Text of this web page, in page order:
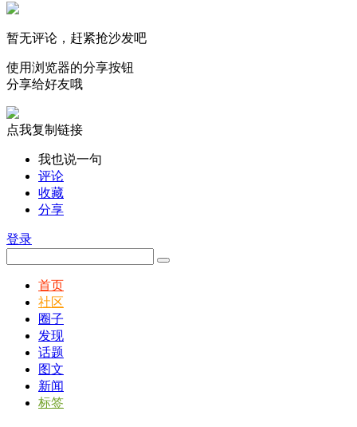
暂无评论，赶紧抢沙发吧
使用浏览器的分享按钮
分享给好友哦
点我复制链接
我也说一句
评论
收藏
分享
登录
首页
社区
圈子
发现
话题
图文
新闻
标签